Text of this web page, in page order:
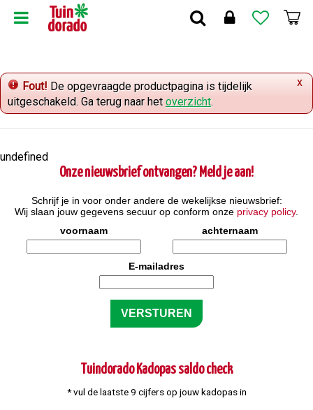
r
o
n
e
x
Fout! De opgevraagde productpagina is tijdelijk
uitgeschakeld. Ga terug naar hetoverzicht.
undefined
Onze nieuwsbrief ontvangen? Meld je aan!
Schrijf je in voor onder andere de wekelijkse nieuwsbrief:
Wij slaan jouw gegevens secuur op conform onze privacy policy.
voornaam
achternaam
E-mailadres
Tuindorado Kadopas saldo check
* vul de laatste 9 cijfers op jouw kadopas in